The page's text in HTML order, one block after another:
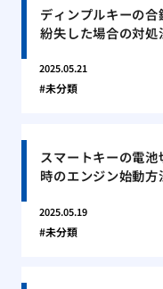
ディンプルキーの合
紛失した場合の対処
2025.05.21
未分類
スマートキーの電池
時のエンジン始動方
2025.05.19
未分類